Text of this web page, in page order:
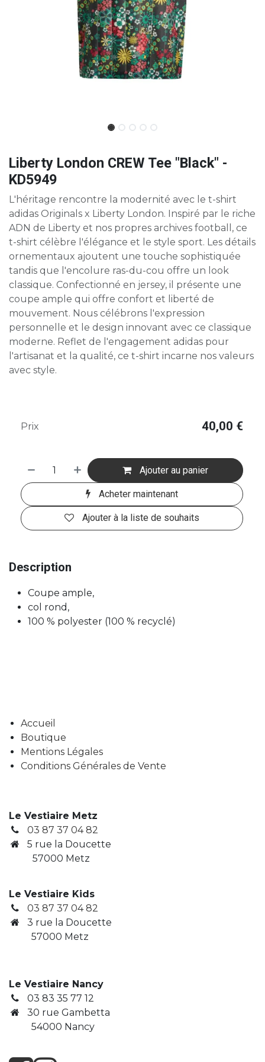
Liberty London CREW Tee "Black" -
KD5949
L'héritage rencontre la modernité avec le t-shirt
adidas Originals x Liberty London. Inspiré par le riche
ADN de Liberty et nos propres archives football, ce
t-shirt célèbre l'élégance et le style sport. Les détails
ornementaux ajoutent une touche sophistiquée
tandis que l'encolure ras-du-cou offre un look
classique. Confectionné en jersey, il présente une
coupe ample qui offre confort et liberté de
mouvement. Nous célébrons l'expression
personnelle et le design innovant avec ce classique
moderne. Reflet de l'engagement adidas pour
l'artisanat et la qualité, ce t-shirt incarne nos valeurs
avec style.
Ajouter au panier
Acheter maintenant
Ajouter à la liste de souhaits
Prix 40,00 €
Description
Coupe ample,
col rond,
100 % polyester (100 % recyclé)
Accueil
Boutique
Mentions Légales
Conditions Générales de Vente
Le Vestiaire Metz
03 87 37 04 82
5 rue la Doucette
57000 Metz
Le Vestiaire Kids
03 87 37 04 82
3 rue la Doucette
​ 57000 Metz
Le Vestiaire Nancy
03 83 35 77 12
30 rue Gambetta
​ 54000 Nancy